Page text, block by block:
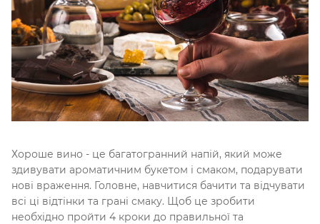
Хороше вино - це багатогранний напій, який може
здивувати ароматичним букетом і смаком, подарувати
нові враження. Головне, навчитися бачити та відчувати
всі ці відтінки та грані смаку. Щоб це зробити
необхідно пройти 4 кроки до правильної та